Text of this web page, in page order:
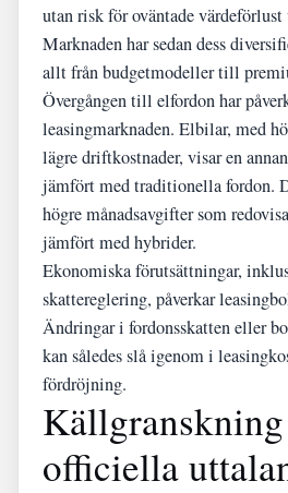
utan risk för oväntade
Marknaden har sedan dess
allt från budgetmodeller till
Övergången till elfordon har
leasingmarknaden. Elbilar, med
lägre driftkostnader, visar en
jämfört med traditionella fordon.
högre månadsavgifter som
jämfört med hybrider.
Ekonomiska förutsättningar,
skattereglering, påverkar
Ändringar i fordonsskatten eller
kan således slå igenom i
fördröjning.
officiella